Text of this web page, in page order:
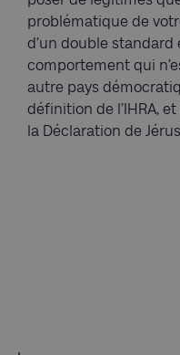
problématique de
d’un double standard
comportement qui
autre pays
définition de l’IHRA,
la Déclaration de